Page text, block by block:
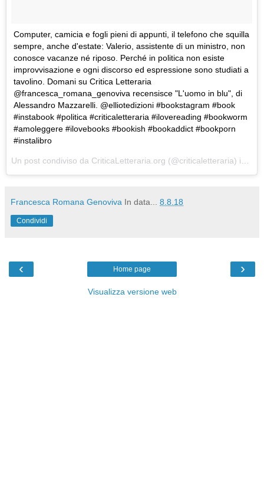
Computer, camicia e fogli pieni di appunti, il telefono che squilla
sempre, anche d'estate: Valerio, assistente di un ministro, non
conosce vacanze né riposo. Perché in politica non esiste
improvvisazione e ogni discorso ed espressione sono studiati a
tavolino. Domani su Critica Letteraria
@francesca_romana_genoviva recensisce "L'uomo in blu", di
Alessandro Mazzarelli. @elliotedizioni #bookstagram #book
#instabook #politica #criticaletteraria #ilovereading #bookworm
#amoleggere #ilovebooks #bookish #bookaddict #bookporn
#instalibro
Un post condiviso da CriticaLetteraria.org (@criticaletteraria) in data:
Francesca Romana Genoviva In data... 8.8.18
Condividi
‹ ›
Home page
Visualizza versione web